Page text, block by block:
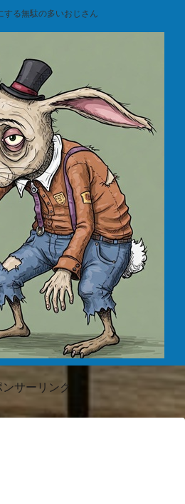
する無駄の多いおじさん
サーリンク